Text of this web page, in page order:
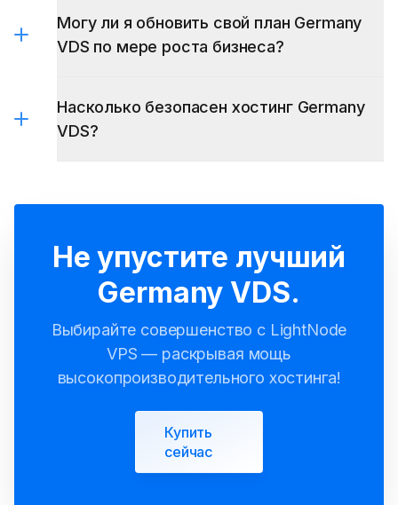
Windows Server 2019
Windows Server 2016
Могу ли я обновить свой план Germany
VDS по мере роста бизнеса?
Насколько безопасен хостинг Germany
VDS?
Не упустите лучший
Germany VDS.
Выбирайте совершенство с LightNode
VPS — раскрывая мощь
высокопроизводительного хостинга!
Купить
сейчас